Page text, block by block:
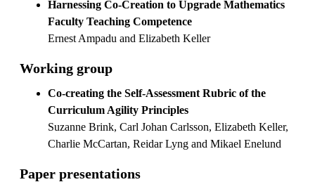
Harnessing Co-Creation to Upgrade Mathematics
Faculty Teaching Competence
Ernest Ampadu and Elizabeth Keller
Working group
Co-creating the Self-Assessment Rubric of the
Curriculum Agility Principles
Suzanne Brink, Carl Johan Carlsson, Elizabeth Keller,
Charlie McCartan, Reidar Lyng and Mikael Enelund
Paper presentations